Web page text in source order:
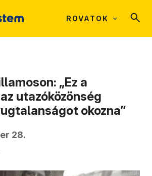
ROVATOK
„Ez a
utazóközönség
okozna”
28.